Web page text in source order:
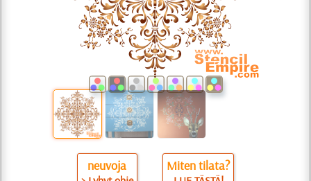
neuvoja Miten tilata?